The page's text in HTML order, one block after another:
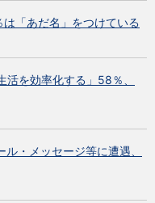
「あだ名」をつけている
を効率化する」58％、
・メッセージ等に遭遇、